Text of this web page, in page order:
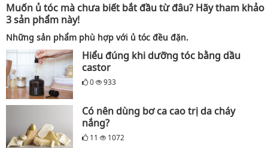
Muốn ủ tóc mà chưa biết bắt đầu từ đâu? Hãy tham khảo
3 sản phẩm này!
Những sản phẩm phù hợp với ủ tóc đều đặn.
Hiểu đúng khi dưỡng tóc bằng dầu
castor
0 933
Có nên dùng bơ ca cao trị da cháy
nắng?
11 1072